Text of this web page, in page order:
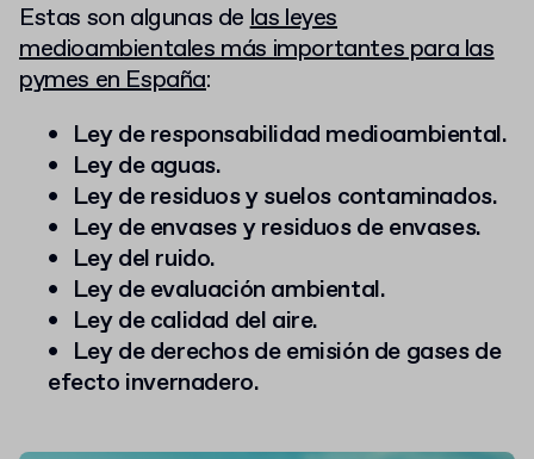
Estas son algunas delas leyes
medioambientales más importantes para las
pymes en España:
Ley de responsabilidad medioambiental.
Ley de aguas.
Ley de residuos y suelos contaminados.
Ley de envases y residuos de envases.
Ley del ruido.
Ley de evaluación ambiental.
Ley de calidad del aire.
Ley de derechos de emisión de gases de
efecto invernadero.